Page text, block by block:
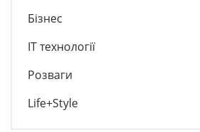
Бізнес
IT технології
Розваги
Life+Style